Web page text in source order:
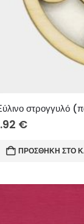
€
ΠΡΟΣΘΉΚΗ ΣΤΟ